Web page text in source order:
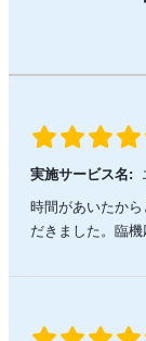
実施サービス名:
時間があいたか
だきました。臨機